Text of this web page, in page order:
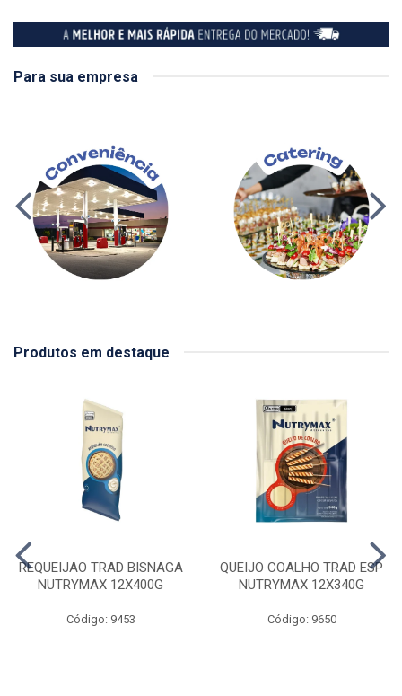
Para sua empresa
Produtos em destaque
REQUEIJAO TRAD BISNAGA
NUTRYMAX 12X400G
Código: 9453
QUEIJO COALHO TRAD ESP
NUTRYMAX 12X340G
Código: 9650